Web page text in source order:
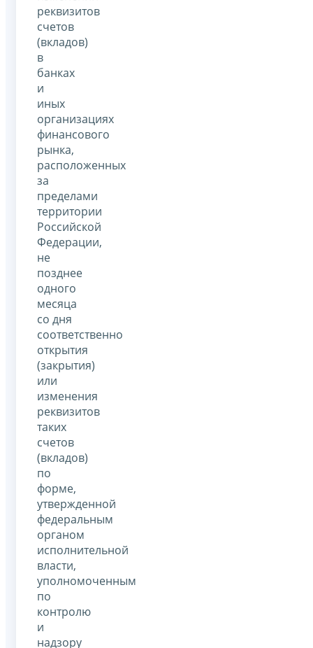
реквизитов
счетов
(вкладов)
в
банках
и
иных
организациях
финансового
рынка,
расположенных
за
пределами
территории
Российской
Федерации,
не
позднее
одного
месяца
со дня
соответственно
открытия
(закрытия)
или
изменения
реквизитов
таких
счетов
(вкладов)
по
форме,
утвержденной
федеральным
органом
исполнительной
власти,
уполномоченным
по
контролю
и
надзору